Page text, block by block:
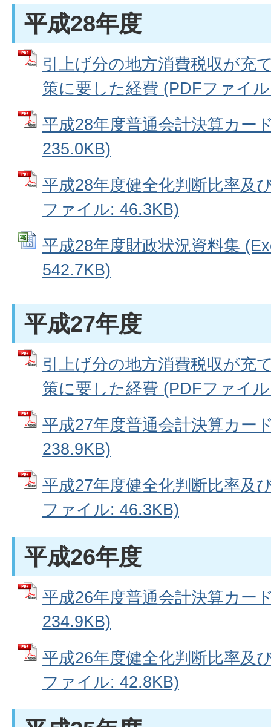
平成28年度
引上げ分の地方消費税収が充
策に要した経費 (PDFファイ
平成28年度普通会計決算カー
235.0KB)
平成28年度健全化判断比率及
ファイル: 46.3KB)
平成28年度財政状況資料集
542.7KB)
※債務償還可能年数は、総務省で
況資料集から公表します。
平成27年度
引上げ分の地方消費税収が充
策に要した経費 (PDFファイ
平成27年度普通会計決算カー
238.9KB)
平成27年度健全化判断比率及
ファイル: 46.3KB)
平成26年度
平成26年度普通会計決算カー
234.9KB)
平成26年度健全化判断比率及
ファイル: 42.8KB)